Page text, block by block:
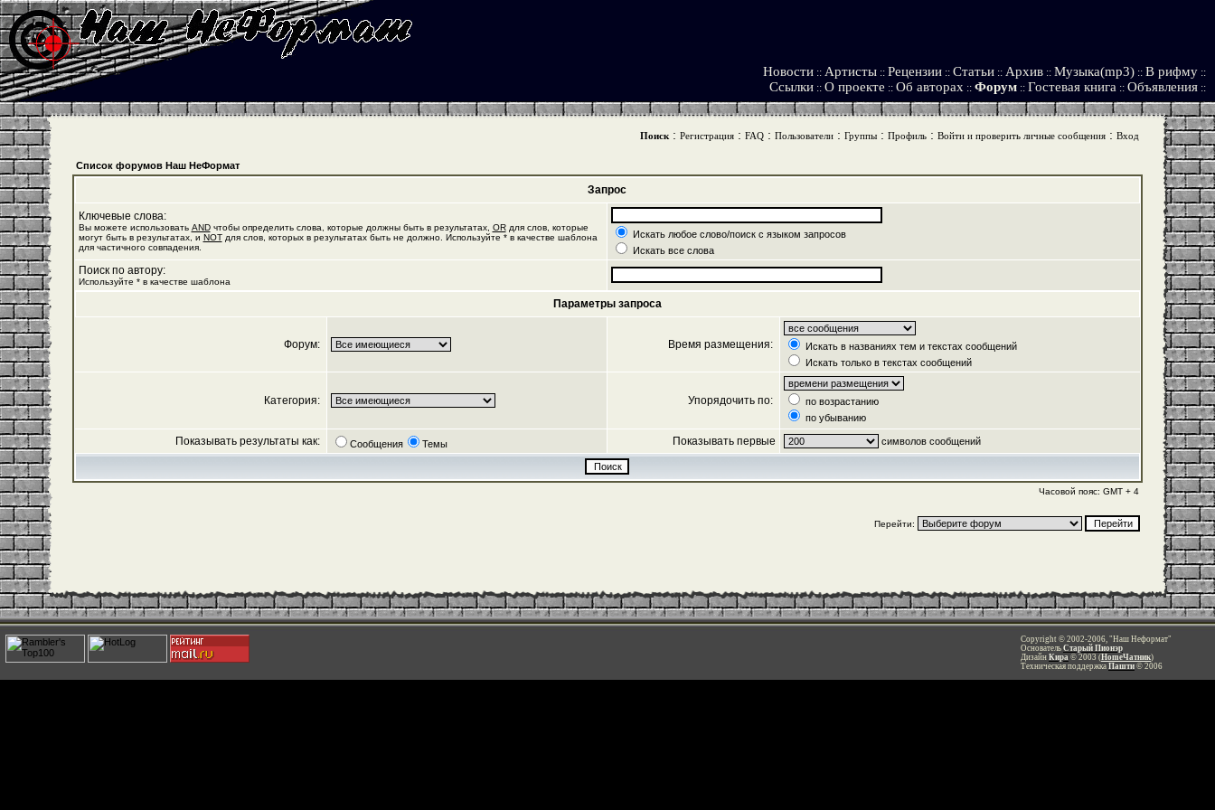
Новости :: Артисты :: Рецензии :: Статьи :: Архив :: Музыка(mp3) :: В рифму ::
Ссылки :: О проекте :: Об авторах :: Форум :: Гостевая книга :: Объявления ::
Поиск: Регистрация: FAQ: Пользователи: Группы: Профиль: Войти и проверить личные сообщения: Вход
Список форумов Наш НеФормат
Запрос
Ключевые слова:
Вы можете использовать ANDчтобы определить слова, которые должны быть в результатах, ORдля слов, которые
могут быть в результатах, и NOTдля слов, которых в результатах быть не должно. Используйте * в качестве шаблона
для частичного совпадения.
Искать любое слово/поиск с языком запросов
Искать все слова
Поиск по автору:
Используйте * в качестве шаблона
Параметры запроса
Форум: Время размещения:
Искать в названиях тем и текстах сообщений
Искать только в текстах сообщений
Категория: Упорядочить по:
по возрастанию
по убыванию
Показывать результаты как: Сообщения Темы Показывать первые символов сообщений
Часовой пояс: GMT + 4
Перейти:
Copyright © 2002-2006, "Наш Неформат"
Основатель Старый Пионэр
Дизайн Кира © 2003 (HomeЧатник)
Техническая поддержка Пашти © 2006